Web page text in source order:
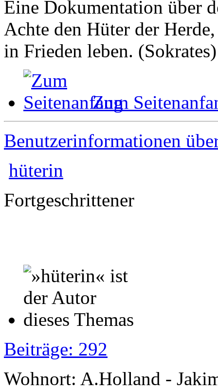
Eine Dokumentation über
Achte den Hüter der
in Frieden leben. (Sokrates)
Zum
Benutzerinformationen
hüterin
Fortgeschrittener
Beiträge: 292
Wohnort: A.Holland -